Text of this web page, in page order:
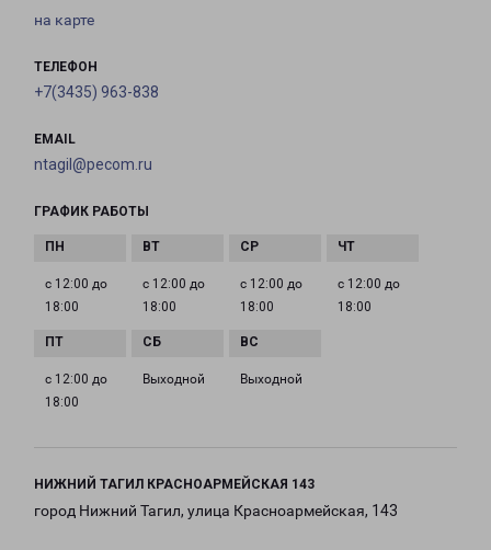
на карте
ТЕЛЕФОН
+7(3435) 963-838
EMAIL
ntagil@pecom.ru
ГРАФИК РАБОТЫ
с 12:00 до
18:00
с 12:00 до
18:00
с 12:00 до
18:00
с 12:00 до
18:00
с 12:00 до
18:00
Выходной Выходной
НИЖНИЙ ТАГИЛ КРАСНОАРМЕЙСКАЯ 143
город Нижний Тагил, улица Красноармейская, 143